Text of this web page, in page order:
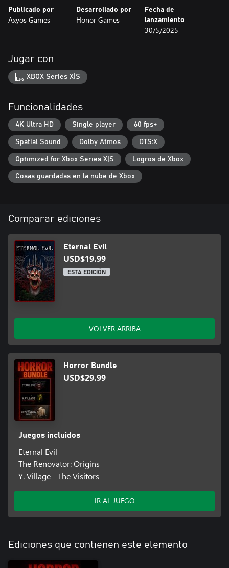
Publicado por
Axyos Games
Desarrollado por
Honor Games
Fecha de
lanzamiento
30/5/2025
Jugar con
XBOX Series X|S
Funcionalidades
4K Ultra HD Single player 60 fps+
Spatial Sound Dolby Atmos DTS:X
Optimized for Xbox Series X|S Logros de Xbox
Cosas guardadas en la nube de Xbox
Comparar ediciones
Eternal Evil
USD$19.99
ESTA EDICIÓN
VOLVER ARRIBA
Horror Bundle
USD$29.99
Juegos incluidos
Eternal Evil
The Renovator: Origins
Y. Village - The Visitors
IR AL JUEGO
Ediciones que contienen este elemento